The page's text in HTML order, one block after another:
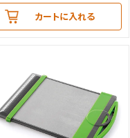
カートに入れる